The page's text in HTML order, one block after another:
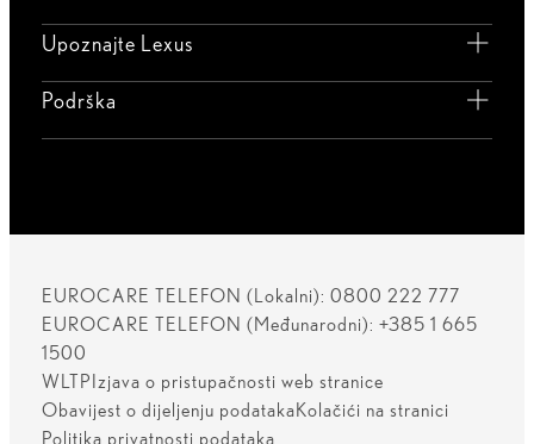
Upoznajte Lexus
Podrška
EUROCARE TELEFON (Lokalni): 0800 222 777
EUROCARE TELEFON (Međunarodni): +385 1 665
1500
WLTPIzjava o pristupačnosti web stranice
Obavijest o dijeljenju podatakaKolačići na stranici
Politika privatnosti podataka